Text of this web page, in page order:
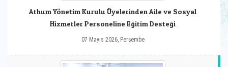
Athum Yönetim Kurulu Üyelerinden Aile ve Sosyal
Hizmetler Personeline Eğitim Desteği
07 Mayıs 2026, Perşembe